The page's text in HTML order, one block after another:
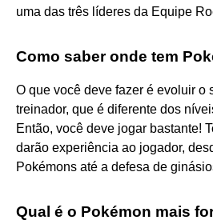
uma das três líderes da Equipe
Como saber onde tem
O que você deve fazer é evoluir o
treinador, que é diferente dos
Então, você deve jogar bastante!
darão experiência ao jogador,
Pokémons até a defesa de
Qual é o Pokémon mais